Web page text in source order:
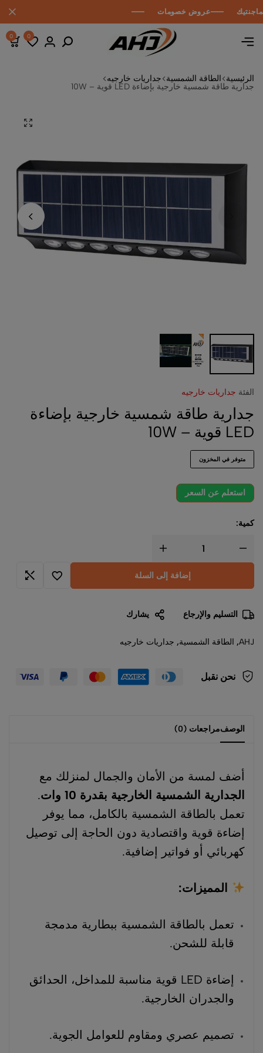
عروض خصومات
عروض خصومات
عروض خصومات
0
0
الرئيسية الطاقة الشمسية جداريات خارجيه
جدارية طاقة شمسية خارجية بإضاءة LED قوية – 10W
الفئة جداريات خارجيه
جدارية طاقة شمسية خارجية بإضاءة
LED قوية – 10W
متوفر في المخزون
استعلم عن السعر
كمية:
إضافة إلى السلة
التسليم والإرجاع يشارك
AHJ
, الطاقة الشمسية, جداريات خارجيه
نحن نقبل
الوصفمراجعات (0)
أضف لمسة من الأمان والجمال لمنزلك مع
الجدارية الشمسية الخارجية بقدرة 10 وات
.
تعمل بالطاقة الشمسية بالكامل، مما يوفر
إضاءة قوية واقتصادية دون الحاجة إلى توصيل
كهربائي أو فواتير إضافية.
المميزات:
تعمل بالطاقة الشمسية ببطارية مدمجة
قابلة للشحن.
إضاءة LED قوية مناسبة للمداخل، الحدائق
والجدران الخارجية.
تصميم عصري ومقاوم للعوامل الجوية.